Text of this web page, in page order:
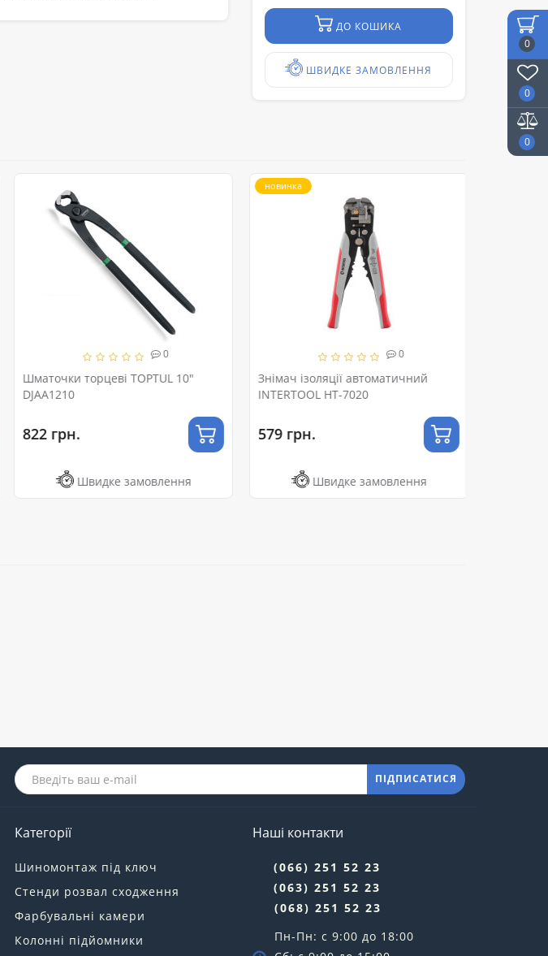
0
0
0
ДО КОШИКА
ШВИДКЕ ЗАМОВЛЕННЯ
0
Шматочки торцеві TOPTUL 10"
DJAA1210
822 грн.
Швидке замовлення
новинка
0
Знімач ізоляції автоматичний
INTERTOOL HT-7020
579 грн.
Швидке замовлення
ПІДПИСАТИСЯ
Категорії
Шиномонтаж під ключ
Стенди розвал сходження
Фарбувальні камери
Колонні підйомники
Наші контакти
(066) 251 52 23
(063) 251 52 23
(068) 251 52 23
Пн-Пн: с 9:00 до 18:00